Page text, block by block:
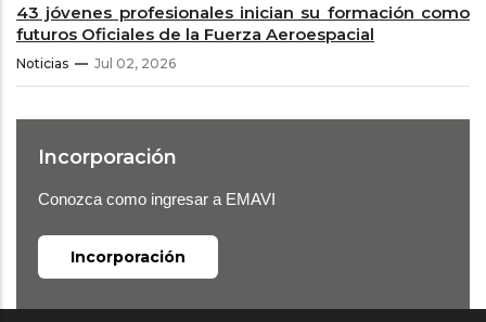
43 jóvenes profesionales inician su formación como
futuros Oficiales de la Fuerza Aeroespacial
Noticias Jul 02, 2026
Incorporación
Conozca como ingresar a EMAVI
Incorporación